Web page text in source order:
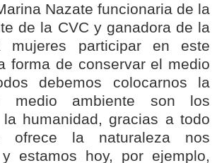
Nazate funcionaria de la
de la CVC y ganadora de la
mujeres participar en este
forma de conservar el medio
debemos colocarnos la
medio ambiente son los
humanidad, gracias a todo
ofrece la naturaleza nos
estamos hoy, por ejemplo,